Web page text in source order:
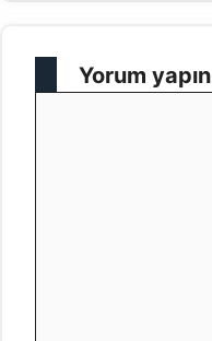
Yorum yapın